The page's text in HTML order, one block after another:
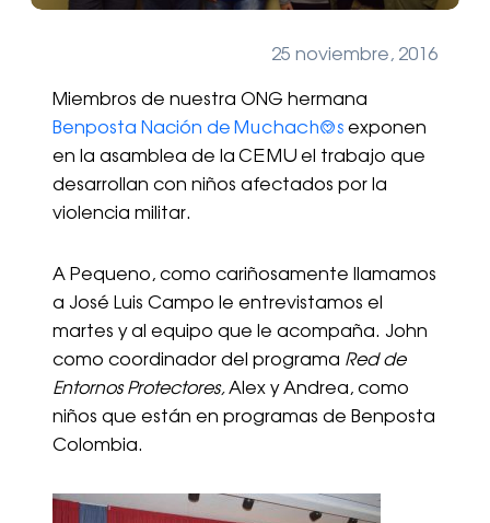
25 noviembre, 2016
Miembros de nuestra ONG hermana
Benposta Nación de Muchach@s exponen
en la asamblea de la CEMU el trabajo que
desarrollan con niños afectados por la
violencia militar.
A Pequeno, como cariñosamente llamamos
a José Luis Campo le entrevistamos el
martes y al equipo que le acompaña. John
como coordinador del programa Red de
Entornos Protectores,Alex y Andrea, como
niños que están en programas de Benposta
Colombia.